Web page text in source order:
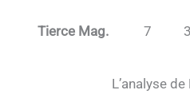
Tierce Mag. 7 3
L’analyse